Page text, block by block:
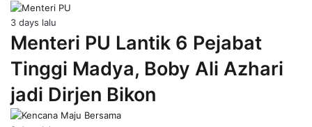
3 days lalu
Menteri PU Lantik 6 Pejabat
Tinggi Madya, Boby Ali Azhari
jadi Dirjen Bikon